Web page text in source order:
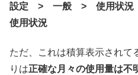
設定 > 一般 > 使用状況
使用状況
ただ、これは積算表示されて
りは正確な月々の使用量は不